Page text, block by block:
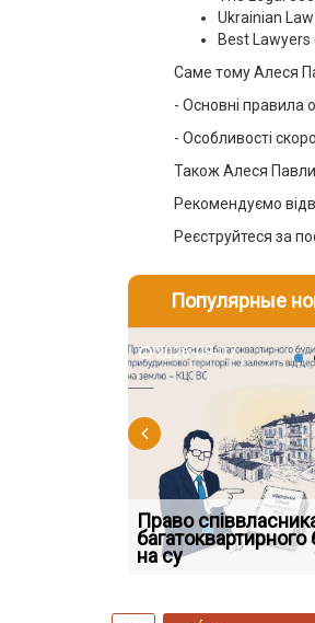
Ukrainian
Best Lawyers
Саме тому Алеся
- Основні правила
- Особливості
Також Алеся
Рекомендуємо
Реєструйтеся за
Популярные
2026-08-07
Право
на су
2026-08-03
ПРОБЛЕМА
ПРАКТИКИ»,